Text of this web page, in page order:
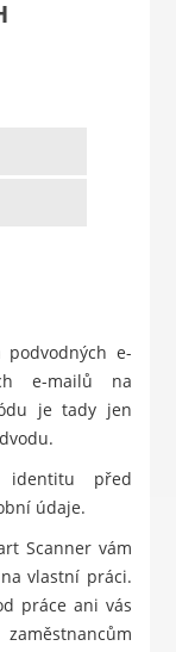
e-
e-mailů na
je tady jen
před
údaje.
Scanner vám
vlastní práci.
práce ani vás